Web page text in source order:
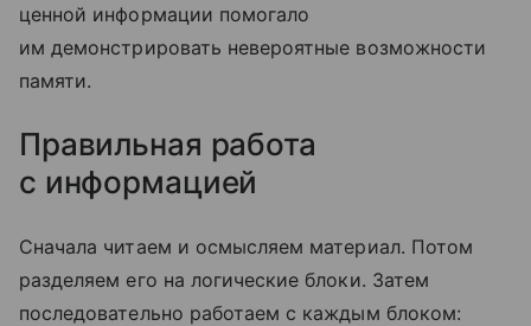
ценной информации помогало
им демонстрировать невероятные возможности
памяти.
Правильная работа
с информацией
Сначала читаем и осмысляем материал. Потом
разделяем его на логические блоки. Затем
последовательно работаем с каждым блоком: